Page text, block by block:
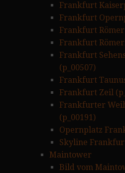
Frankfurt
Frankfurt
Frankfurt Römer
Frankfurt
Frankfurt
(p_00507)
Frankfurt
Frankfurt Zeil
Frankfurter
(p_00191)
Opernplatz
Skyline
Maintower
Bild vom